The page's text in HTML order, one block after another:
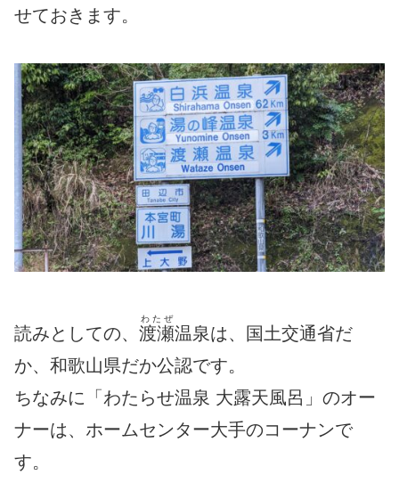
せておきます。
読みとしての、 渡瀬
わたぜ
温泉は、国土交通省だ
か、和歌山県だか公認です。
ちなみに「わたらせ温泉 大露天風呂」のオー
ナーは、ホームセンター大手のコーナンで
す。